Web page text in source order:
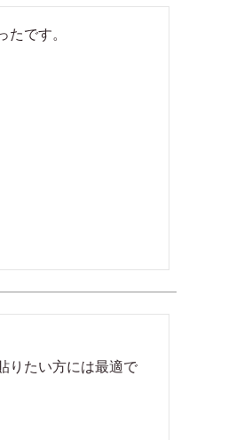
です。
りたい方には最適で